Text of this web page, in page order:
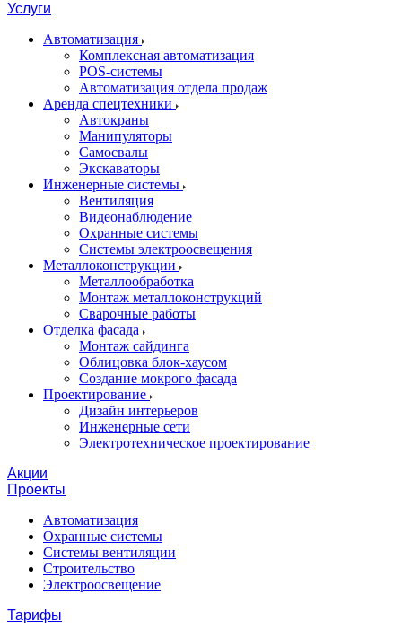
Услуги
Автоматизация
Комплексная автоматизация
POS-системы
Автоматизация отдела продаж
Аренда спецтехники
Автокраны
Манипуляторы
Самосвалы
Экскаваторы
Инженерные системы
Вентиляция
Видеонаблюдение
Охранные системы
Системы электроосвещения
Металлоконструкции
Металлообработка
Монтаж металлоконструкций
Сварочные работы
Отделка фасада
Монтаж сайдинга
Облицовка блок-хаусом
Создание мокрого фасада
Проектирование
Дизайн интерьеров
Инженерные сети
Электротехническое проектирование
Акции
Проекты
Автоматизация
Охранные системы
Системы вентиляции
Строительство
Электроосвещение
Тарифы